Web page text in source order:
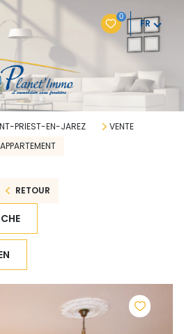
0
FR
PRIEST-EN-JAREZ
VENTE
APPARTEMENT
RETOUR